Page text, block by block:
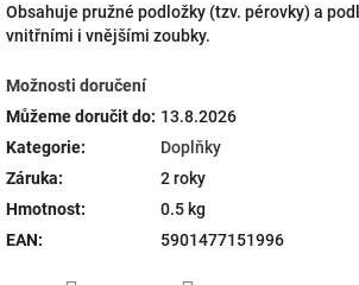
Obsahuje pružné podložky (tzv. pérovky) a
vnitřními i vnějšími zoubky.
Možnosti doručení
Můžeme doručit do: 13.8.2026
Kategorie:
Doplňky
Záruka:
2 roky
Hmotnost:
0.5 kg
EAN: 5901477151996